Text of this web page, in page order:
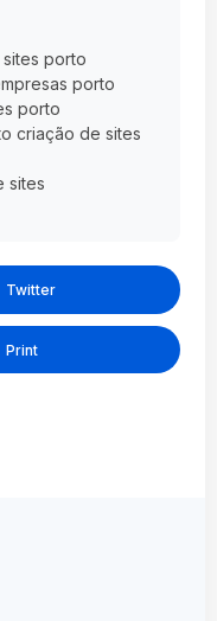
porto
porto
porto
criação de sites
sites
Twitter
Print